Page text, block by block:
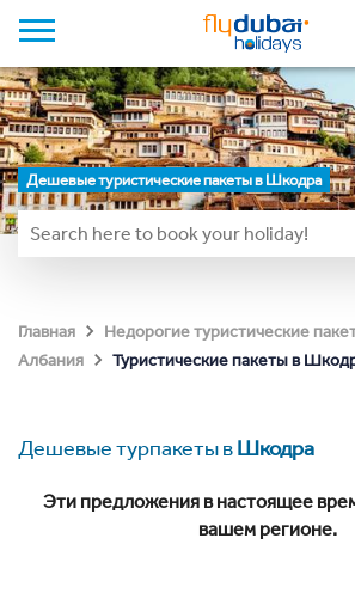
Дешевые туристические пакеты в Шкодра
Главная Недорогие туристические
Албания
Туристические пакеты в
Дешевые турпакеты вШкодра
Эти предложения в настоящее
вашем регионе.